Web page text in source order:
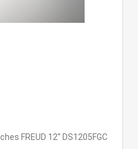
FREUD 12'' DS1205FGC